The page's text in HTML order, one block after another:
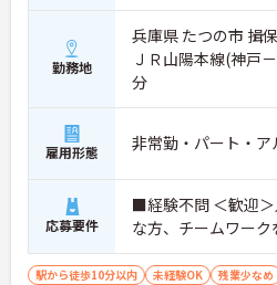
勤務地
兵庫県 たつの市 揖
ＪＲ山陽本線(神戸
分
雇用形態 非常勤・パート・ア
応募要件
■経験不問 ＜歓迎
な方、チームワーク
駅から徒歩10分以内 未経験OK 残業少なめ